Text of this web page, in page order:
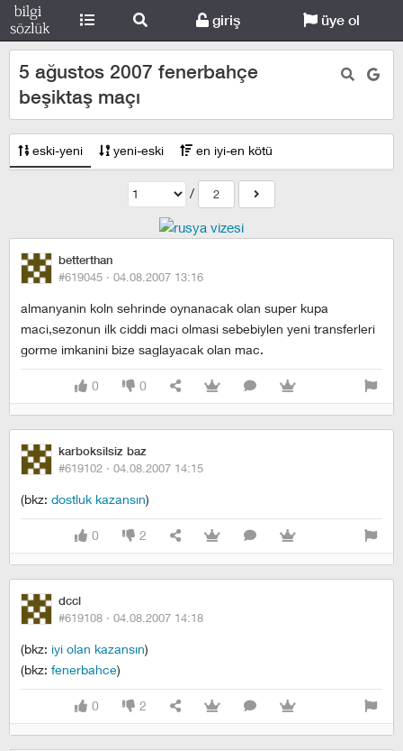
giriş üye ol
5 ağustos 2007 fenerbahçe
beşiktaş maçı
eski-yeni yeni-eski en iyi-en kötü
/ 2
betterthan
#619045 · 04.08.2007 13:16
almanyanin koln sehrinde oynanacak olan super kupa
maci,sezonun ilk ciddi maci olmasi sebebiylen yeni transferleri
gorme imkanini bize saglayacak olan mac.
0 0
karboksilsiz baz
#619102 · 04.08.2007 14:15
(bkz: dostluk kazansın)
0 2
dccl
#619108 · 04.08.2007 14:18
(bkz: iyi olan kazansın)
(bkz: fenerbahce)
0 2